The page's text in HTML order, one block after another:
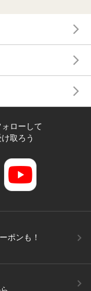
ローして
取ろう
ポンも！